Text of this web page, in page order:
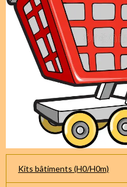
Kits bâtiments (H0/H0m)